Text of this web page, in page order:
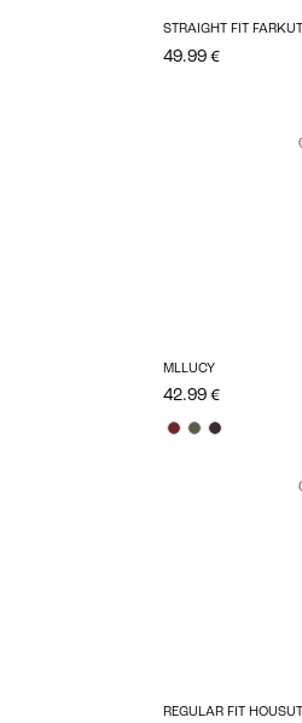
STRAIGHT FIT FARKUT
49.99 €
MLLUCY
42.99 €
REGULAR FIT HOUSUT